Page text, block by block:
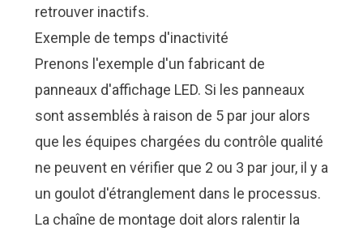
retrouver inactifs.
Exemple de temps d'inactivité
Prenons l'exemple d'un fabricant de
panneaux d'affichage LED. Si les panneaux
sont assemblés à raison de 5 par jour alors
que les équipes chargées du contrôle qualité
ne peuvent en vérifier que 2 ou 3 par jour, il y a
un goulot d'étranglement dans le processus.
La chaîne de montage doit alors ralentir la